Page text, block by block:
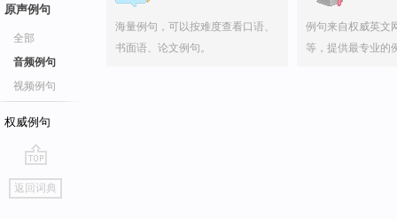
原声例句
全部
音频例句
视频例句
权威例句
go
top
返回词典
海量例句，可以按难度查看口语、
书面语、论文例句。
例句来自权威英文
等，提供最专业的